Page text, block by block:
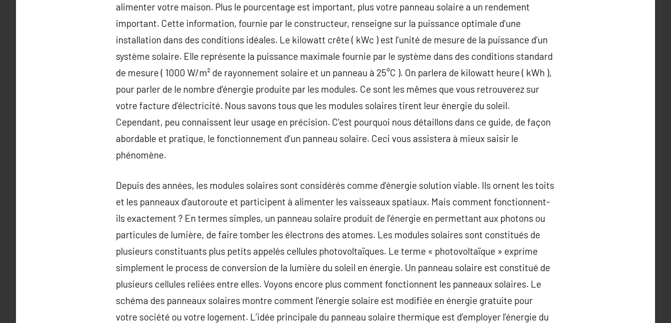
alimenter votre maison. Plus le pourcentage est important, plus votre panneau solaire a un rendement
important. Cette information, fournie par le constructeur, renseigne sur la puissance optimale d’une
installation dans des conditions idéales. Le kilowatt crête ( kWc ) est l’unité de mesure de la puissance d’un
système solaire. Elle représente la puissance maximale fournie par le système dans des conditions standard
de mesure ( 1000 W/m² de rayonnement solaire et un panneau à 25°C ). On parlera de kilowatt heure ( kWh ),
pour parler de le nombre d’énergie produite par les modules. Ce sont les mêmes que vous retrouverez sur
votre facture d’électricité. Nous savons tous que les modules solaires tirent leur énergie du soleil.
Cependant, peu connaissent leur usage en précision. C’est pourquoi nous détaillons dans ce guide, de façon
abordable et pratique, le fonctionnement d’un panneau solaire. Ceci vous assistera à mieux saisir le
phénomène.
Depuis des années, les modules solaires sont considérés comme d’énergie solution viable. Ils ornent les toits
et les panneaux d’autoroute et participent à alimenter les vaisseaux spatiaux. Mais comment fonctionnent-
ils exactement ? En termes simples, un panneau solaire produit de l’énergie en permettant aux photons ou
particules de lumière, de faire tomber les électrons des atomes. Les modules solaires sont constitués de
plusieurs constituants plus petits appelés cellules photovoltaïques. Le terme « photovoltaïque » exprime
simplement le process de conversion de la lumière du soleil en énergie. Un panneau solaire est constitué de
plusieurs cellules reliées entre elles. Voyons encore plus comment fonctionnent les panneaux solaires. Le
schéma des panneaux solaires montre comment l’énergie solaire est modifiée en énergie gratuite pour
votre société ou votre logement. L’idée principale du panneau solaire thermique est d’employer l’énergie du